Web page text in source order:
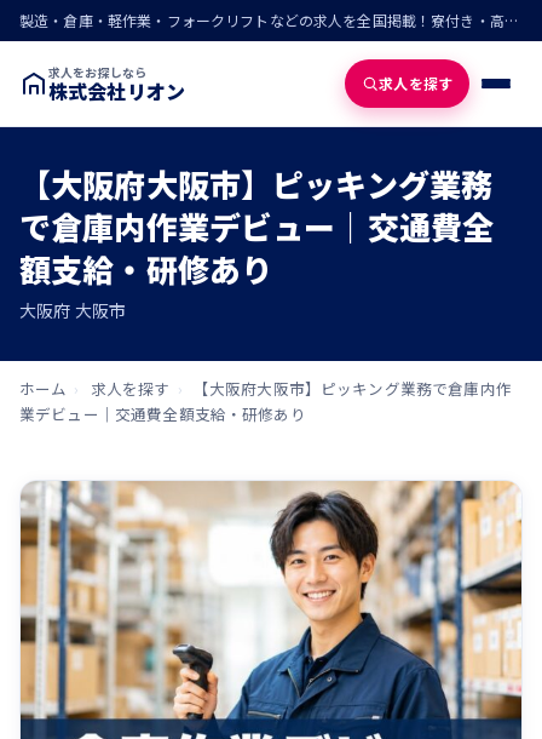
製造・倉庫・軽作業・フォークリフトなどの求人を全国掲載！寮付き・高収入・即入寮の仕事が見つかる
求人をお探しなら
株式会社リオン 求人を探す
【大阪府大阪市】ピッキング業務
で倉庫内作業デビュー｜交通費全
額支給・研修あり
大阪府 大阪市
ホーム › 求人を探す ›
【大阪府大阪市】ピッキング業務で倉庫内作
業デビュー｜交通費全額支給・研修あり